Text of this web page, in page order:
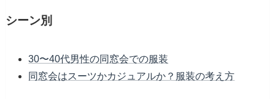
シーン別
30〜40代男性の同窓会での服装
同窓会はスーツかカジュアルか？服装の考え方